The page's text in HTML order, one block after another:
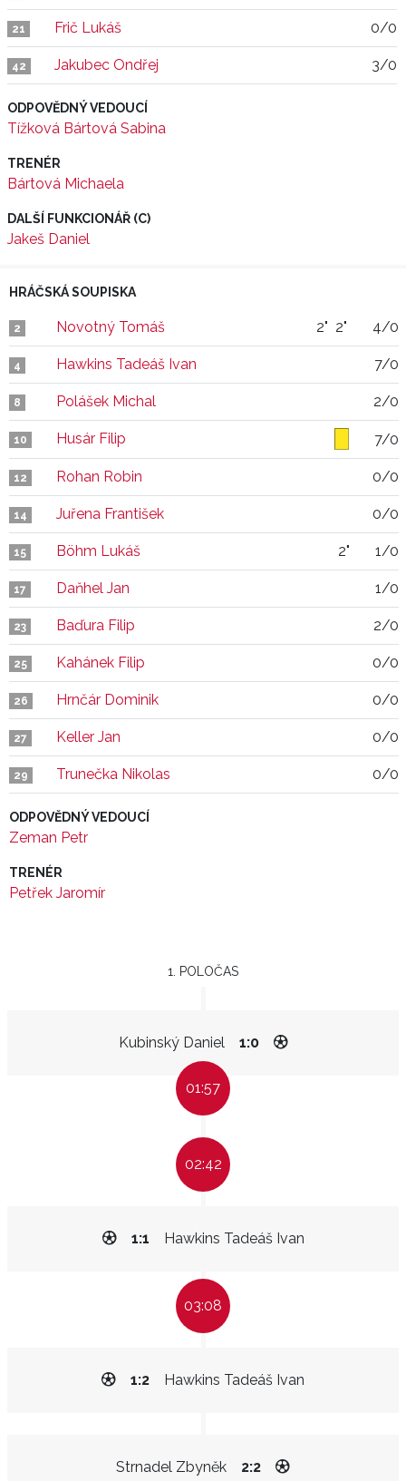
21 Frič Lukáš 0/0
42 Jakubec Ondřej 3/0
ODPOVĚDNÝ VEDOUCÍ
Tížková Bártová Sabina
TRENÉR
Bártová Michaela
DALŠÍ FUNKCIONÁŘ (C)
Jakeš Daniel
HRÁČSKÁ SOUPISKA
2 Novotný Tomáš 2" 2" 4/0
4 Hawkins Tadeáš Ivan 7/0
8 Polášek Michal 2/0
10 Husár Filip 7/0
12 Rohan Robin 0/0
14 Juřena František 0/0
15 Böhm Lukáš 2" 1/0
17 Daňhel Jan 1/0
23 Baďura Filip 2/0
25 Kahánek Filip 0/0
26 Hrnčár Dominik 0/0
27 Keller Jan 0/0
29 Trunečka Nikolas 0/0
ODPOVĚDNÝ VEDOUCÍ
Zeman Petr
TRENÉR
Petřek Jaromír
1. POLOČAS
Kubinský Daniel 1:0
01:57
02:42
Hawkins Tadeáš Ivan
1:1
03:08
Hawkins Tadeáš Ivan
1:2
Strnadel Zbyněk 2:2